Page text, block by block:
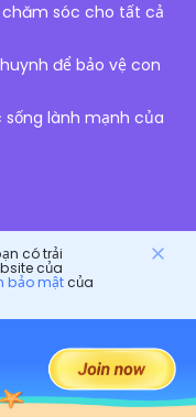
sóc cho tất cả
để bảo vệ con
lành mạnh của
có trải
của
bảo mậtcủa